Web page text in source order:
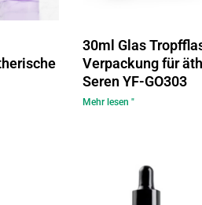
30ml Glas
Verpackung für
Seren YF-GO303
Mehr lesen "